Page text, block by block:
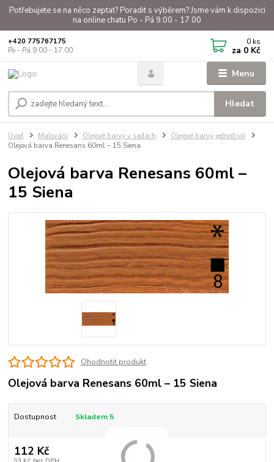
Potřebujete se na něco zeptat? Poradit s výběrem? Jsme vám k dispozici
na online chatu Po - Pá 9.00 - 17.00
Menu
Hledat
+420 775767175
Po - Pá 9.00 - 17.00
0 ks
za 0 Kč
Úvod Malování Olejové barvy v sadách
Olejové barvy jednotlivě
Olejová barva Renesans 60ml – 15 Siena
Olejová barva Renesans 60ml –
15 Siena
Ohodnotit produkt
Olejová barva Renesans 60ml – 15 Siena
Dostupnost Skladem 5
112 Kč